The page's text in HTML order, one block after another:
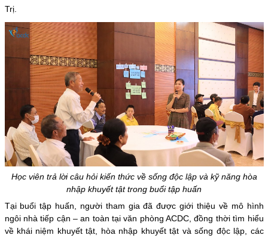
Trị.
Học viên trả lời câu hỏi kiến thức về sống độc lập và kỹ năng hòa
nhập khuyết tật trong buổi tập huấn
Tại buổi tập huấn, người tham gia đã được giới thiệu về mô hình
ngôi nhà tiếp cận – an toàn tại văn phòng ACDC, đồng thời tìm hiểu
về khái niệm khuyết tật, hòa nhập khuyết tật và sống độc lập, các